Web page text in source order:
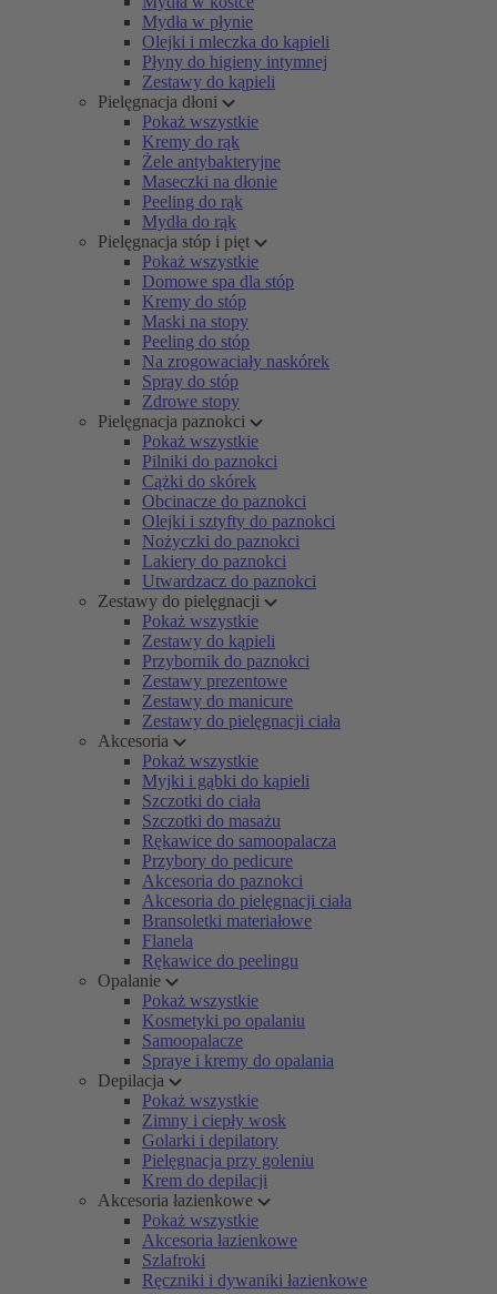
Mydła w płynie
Olejki i mleczka do kąpieli
Płyny do higieny intymnej
Zestawy do kąpieli
Pielęgnacja dłoni
Pokaż wszystkie
Kremy do rąk
Żele antybakteryjne
Maseczki na dłonie
Peeling do rąk
Mydła do rąk
Pielęgnacja stóp i pięt
Pokaż wszystkie
Domowe spa dla stóp
Kremy do stóp
Maski na stopy
Peeling do stóp
Na zrogowaciały naskórek
Spray do stóp
Zdrowe stopy
Pielęgnacja paznokci
Pokaż wszystkie
Pilniki do paznokci
Cążki do skórek
Obcinacze do paznokci
Olejki i sztyfty do paznokci
Nożyczki do paznokci
Lakiery do paznokci
Utwardzacz do paznokci
Zestawy do pielęgnacji
Pokaż wszystkie
Zestawy do kąpieli
Przybornik do paznokci
Zestawy prezentowe
Zestawy do manicure
Zestawy do pielęgnacji ciała
Akcesoria
Pokaż wszystkie
Myjki i gąbki do kąpieli
Szczotki do ciała
Szczotki do masażu
Rękawice do samoopalacza
Przybory do pedicure
Akcesoria do paznokci
Akcesoria do pielęgnacji ciała
Bransoletki materiałowe
Flanela
Rękawice do peelingu
Opalanie
Pokaż wszystkie
Kosmetyki po opalaniu
Samoopalacze
Spraye i kremy do opalania
Depilacja
Pokaż wszystkie
Zimny i ciepły wosk
Golarki i depilatory
Pielęgnacja przy goleniu
Krem do depilacji
Akcesoria łazienkowe
Pokaż wszystkie
Akcesoria łazienkowe
Szlafroki
Ręczniki i dywaniki łazienkowe